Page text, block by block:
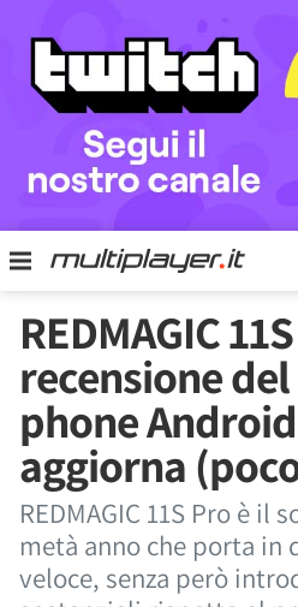
REDMAGIC
recensione
phone
aggiorna
REDMAGIC 11S Pro è il
metà anno che porta in
veloce, senza però